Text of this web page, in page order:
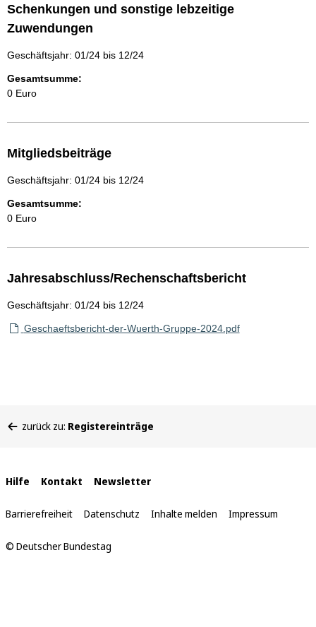
Schenkungen und sonstige lebzeitige
Zuwendungen
Geschäftsjahr: 01/24 bis 12/24
Gesamtsumme:
0 Euro
Mitgliedsbeiträge
Geschäftsjahr: 01/24 bis 12/24
Gesamtsumme:
0 Euro
Jahresabschluss/Rechenschaftsbericht
Geschäftsjahr: 01/24 bis 12/24
Geschaeftsbericht-der-Wuerth-Gruppe-2024.pdf
befinden
zurück zu: Registereinträge
Interne
Links
Hilfe Kontakt Newsletter
Barrierefreiheit Datenschutz Inhalte melden Impressum
© Deutscher Bundestag